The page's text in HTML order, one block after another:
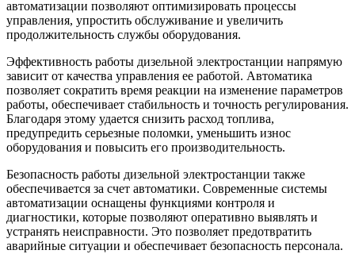
автоматизации позволяют оптимизировать процессы
управления, упростить обслуживание и увеличить
продолжительность службы оборудования.
Эффективность работы дизельной электростанции напрямую
зависит от качества управления ее работой. Автоматика
позволяет сократить время реакции на изменение параметров
работы, обеспечивает стабильность и точность регулирования.
Благодаря этому удается снизить расход топлива,
предупредить серьезные поломки, уменьшить износ
оборудования и повысить его производительность.
Безопасность работы дизельной электростанции также
обеспечивается за счет автоматики. Современные системы
автоматизации оснащены функциями контроля и
диагностики, которые позволяют оперативно выявлять и
устранять неисправности. Это позволяет предотвратить
аварийные ситуации и обеспечивает безопасность персонала.